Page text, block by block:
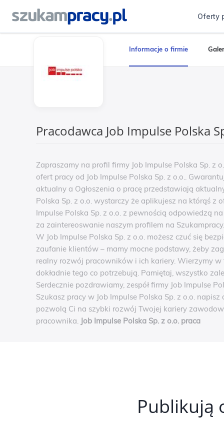
Oferty
Informacje o firmie
Pracodawca Job Impulse Polska
Zapraszamy na profil firmy Job Impulse Polska Sp. z
ofert pracy od Job Impulse Polska Sp. z o.o..
aktualny a Ogłoszenia o pracę przedstawiają
Polska Sp. z o.o. wystarczy że aplikujesz na którąś
Impulse Polska Sp. z o.o. z pewnością odpowiedzą
za zaintereoswanie naszym profilem na
W Job Impulse Polska Sp. z o.o. możesz czuć się
zaufanie klientów – mamy mocne podstawy, żeby
realny rozwój pracowników i ich kariery. Wierzymy
dokładnie tego co potrzebują. Pamiętaj, wszystko
Serdecznie pozdrawiamy, zespół firmy Job Impulse
Szukasz pracy w Job Impulse Polska Sp. z o.o.
pozwolą Ci na szybki rozwój Twojej kariery
pracownika. Job Impulse Polska Sp. z o.o. praca
Publikują